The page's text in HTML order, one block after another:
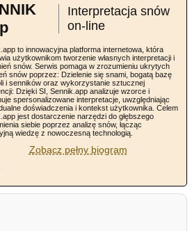
Interpretacja snów
on-line
to innowacyjna platforma internetowa, która
użytkownikom tworzenie własnych interpretacji i
snów. Serwis pomaga w zrozumieniu ukrytych
snów poprzez: Dzielenie się snami, bogatą bazę
i senników oraz wykorzystanie sztucznej
Dzięki SI, Sennik.app analizuje wzorce i
spersonalizowane interpretacje, uwzględniając
doświadczenia i kontekst użytkownika. Celem
jest dostarczenie narzędzi do głębszego
siebie poprzez analizę snów, łącząc
wiedzę z nowoczesną technologią.
Zobacz pełny biogram